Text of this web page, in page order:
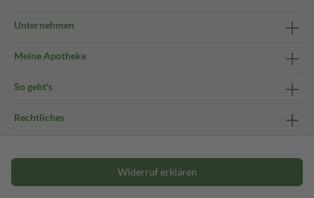
Unternehmen
Meine Apotheke
So geht's
Rechtliches
Widerruf erklären